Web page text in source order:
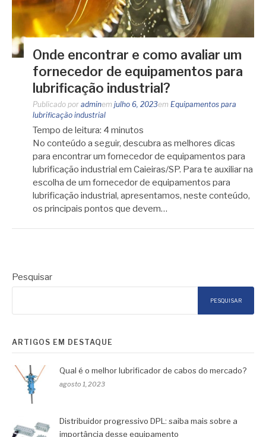
Onde encontrar e como avaliar um
fornecedor de equipamentos para
lubrificação industrial?
Publicado por adminem julho 6, 2023em Equipamentos para
lubrificação industrial
Tempo de leitura: 4 minutos
No conteúdo a seguir, descubra as melhores dicas
para encontrar um fornecedor de equipamentos para
lubrificação industrial em Caieiras/SP. Para te auxiliar na
escolha de um fornecedor de equipamentos para
lubrificação industrial, apresentamos, neste conteúdo,
os principais pontos que devem…
Pesquisar
PESQUISAR
ARTIGOS EM DESTAQUE
Qual é o melhor lubrificador de cabos do mercado?
agosto 1, 2023
Distribuidor progressivo DPL: saiba mais sobre a
importância desse equipamento